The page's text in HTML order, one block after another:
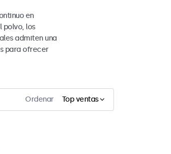
en
polvo, los
admiten una
para ofrecer
Ordenar Top ventas